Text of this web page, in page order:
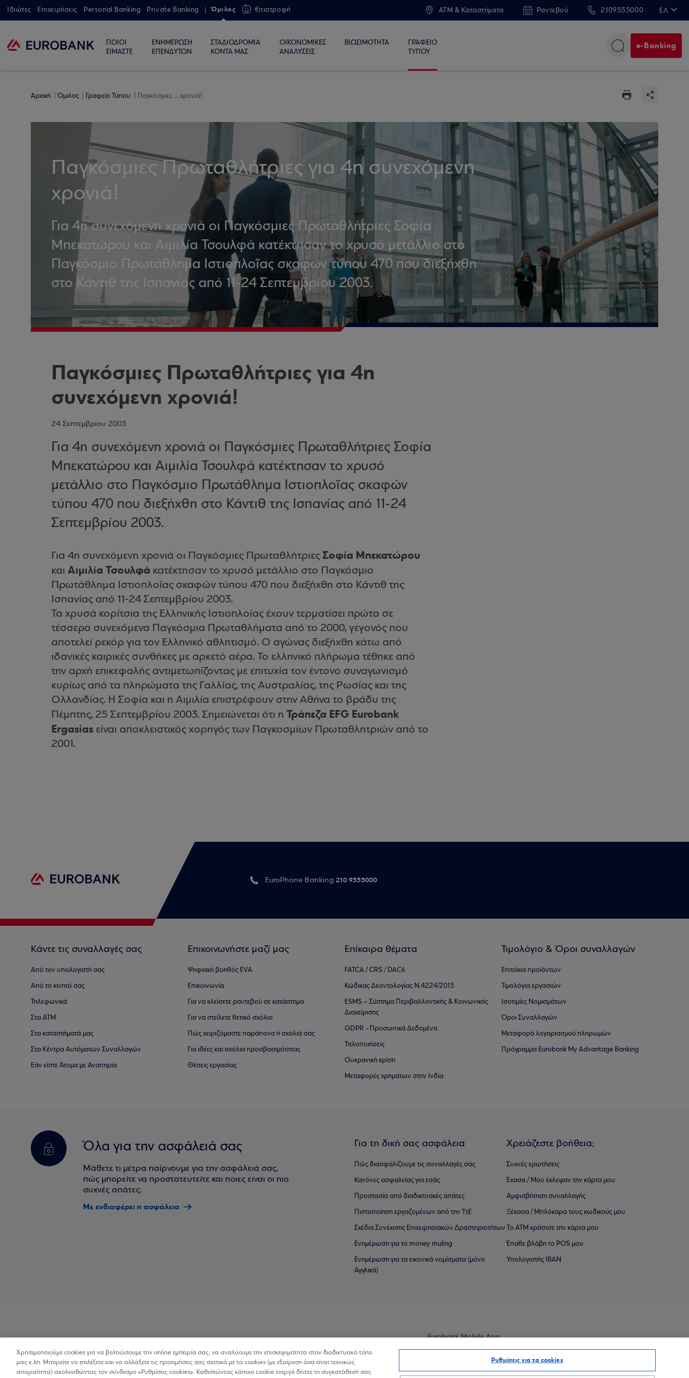
Ιδιώτες Επιχειρήσεις Personal Banking Private Banking Όμιλος €πιστροφή ATM & Καταστήματα Ραντεβού 2109555000 ΕΛ
ΠΟΙΟΙ
ΕΙΜΑΣΤΕ
ΕΝΗΜΕΡΩΣΗ
ΕΠΕΝΔΥΤΩΝ
ΣΤΑΔΙΟΔΡΟΜΙΑ
ΚΟΝΤΑ ΜΑΣ
ΟΙΚΟΝΟΜΙΚΕΣ
ΑΝΑΛΥΣΕΙΣ
ΒΙΩΣΙΜΟΤΗΤΑ
ΓΡΑΦΕΙΟ
ΤΥΠΟΥ
e-Banking
Αρχική Όμιλος Γραφείο Τύπου Παγκόσμιες ... χρονιά!
Παγκόσμιες Πρωταθλήτριες για 4η συνεχόμενη
χρονιά!
Για 4η συνεχόμενη χρονιά οι Παγκόσμιες Πρωταθλήτριες Σοφία
Μπεκατώρου και Αιμιλία Τσουλφά κατέκτησαν το χρυσό μετάλλιο στο
Παγκόσμιο Πρωτάθλημα Ιστιοπλοΐας σκαφών τύπου 470 που διεξήχθη
στο Κάντιθ της Ισπανίας από 11-24 Σεπτεμβρίου 2003.
Παγκόσμιες Πρωταθλήτριες για 4η
συνεχόμενη χρονιά!
24 Σεπτεμβρίου 2003
Για 4η συνεχόμενη χρονιά οι Παγκόσμιες Πρωταθλήτριες Σοφία
Μπεκατώρου και Αιμιλία Τσουλφά κατέκτησαν το χρυσό
μετάλλιο στο Παγκόσμιο Πρωτάθλημα Ιστιοπλοΐας σκαφών
τύπου 470 που διεξήχθη στο Κάντιθ της Ισπανίας από 11-24
Σεπτεμβρίου 2003.
Για 4η συνεχόμενη χρονιά οι Παγκόσμιες ΠρωταθλήτριεςΣοφία Μπεκατώρου
και Αιμιλία Τσουλφά κατέκτησαν το χρυσό μετάλλιο στο Παγκόσμιο
Πρωτάθλημα Ιστιοπλοΐας σκαφών τύπου 470 που διεξήχθη στο Κάντιθ της
Ισπανίας από 11-24 Σεπτεμβρίου 2003.
Τα χρυσά κορίτσια της Ελληνικής Ιστιοπλοίας έχουν τερματίσει πρώτα σε
τέσσερα συνεχόμενα Παγκόσμια Πρωταθλήματα από το 2000, γεγονός που
αποτελεί ρεκόρ για τον Ελληνικό αθλητισμό. Ο αγώνας διεξήχθη κάτω από
ιδανικές καιρικές συνθήκες με αρκετό αέρα. Το ελληνικό πλήρωμα τέθηκε από
την αρχή επικεφαλής αντιμετωπίζοντας με επιτυχία τον έντονο συναγωνισμό
κυρίως από τα πληρώματα της Γαλλίας, της Αυστραλίας, της Ρωσίας και της
Ολλανδίας. Η Σοφία και η Αιμιλία επιστρέφουν στην Αθήνα το βράδυ της
Πέμπτης, 25 Σεπτεμβρίου 2003. Σημειώνεται ότι η Τράπεζα EFG Eurobank
Ergasias είναι αποκλειστικός χορηγός των Παγκοσμίων Πρωταθλητριών από το
2001.
EuroPhone Banking 210 9555000
Κάντε τις συναλλαγές σας
Από τον υπολογιστή σας
Από το κινητό σας
Τηλεφωνικά
Στα ΑΤΜ
Στα καταστήματά μας
Στα Κέντρα Αυτόματων Συναλλαγών
Εάν είστε Άτομα με Αναπηρία
Επικοινωνήστε μαζί μας
Ψηφιακή βοηθός EVA
Επικοινωνία
Για να κλείσετε ραντεβού σε κατάστημα
Για να στείλετε θετικό σχόλιο
Πώς χειριζόμαστε παράπονα ή σχόλιά σας
Για ιδέες και σχόλια προσβασιμότητας
Θέσεις εργασίας
Επίκαιρα θέματα
FATCA / CRS / DAC6
Κώδικας Δεοντολογίας Ν.4224/2013
ESMS – Σύστημα Περιβαλλοντικής & Κοινωνικής
Διαχείρισης
GDPR - Προσωπικά Δεδομένα
Τιτλοποιήσεις
Ουκρανική κρίση
Μεταφορές χρημάτων στην Ινδία
Τιμολόγιο & Όροι συναλλαγών
Επιτόκια προϊόντων
Τιμολόγια εργασιών
Ισοτιμίες Νομισμάτων
Όροι Συναλλαγών
Μεταφορά λογαριασμού πληρωμών
Πρόγραμμα Eurobank My Advantage Banking
Όλα για την ασφάλειά σας
Μάθετε τι μέτρα παίρνουμε για την ασφάλειά σας,
πώς μπορείτε να προστατευτείτε και ποιες είναι οι πιο
συχνές απάτες.
Με ενδιαφέρει η ασφάλεια
Για τη δική σας ασφάλεια
Πώς διασφαλίζουμε τις συναλλαγές σας
Κανόνες ασφαλείας για εσάς
Προστασία από διαδικτυακές απάτες
Πιστοποίηση εργαζομένων από την ΤτΕ
Σχέδια Συνέχισης Επιχειρησιακών ∆ραστηριοτήτων
Ενημέρωση για το money muling
Ενημέρωση για τα εικονικά νομίσματα (μόνο
Αγγλικά)
Χρειάζεστε βοήθεια;
Συχνές ερωτήσεις
Έχασα / Μου έκλεψαν την κάρτα μου
Αμφισβήτηση συναλλαγής
Ξέχασα / Μπλόκαρα τους κωδικούς μου
Το ΑΤΜ κράτησε την κάρτα μου
Έπαθε βλάβη το POS μου
Υπολογιστής IBAN
Προσβασιμότητα
Eurobank Mobile App
Χρησιμοποιούμε cookies για να βελτιώσουμε την online εμπειρία σας, να αναλύουμε την επισκεψιμότητα στον διαδικτυακό τόπο
μας κ.λπ. Μπορείτε να επιλέξετε και να αλλάξετε τις προτιμήσεις σας σχετικά με τα cookies (με εξαίρεση όσα είναι τεχνικώς
απαραίτητα) ακολουθώντας τον σύνδεσμο «Ρυθμίσεις cookies». Καθιστώντας κάποιο cookie ενεργό δίνετε τη συγκατάθεσή σας
Ρυθμίσεις για τα cookies